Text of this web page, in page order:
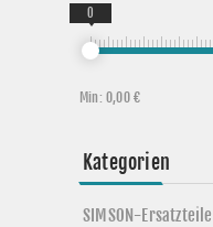
Min: 0,00 €
0
Kategorien
SIMSON-Ersatzteile